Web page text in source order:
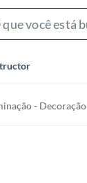
- Decoração